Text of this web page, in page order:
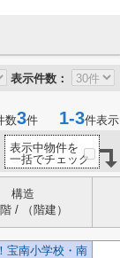
表示件数：
数3件 1-3件表示
表示中物件を
一括でチェック
構造
/ （階建）
宝南小学校・南